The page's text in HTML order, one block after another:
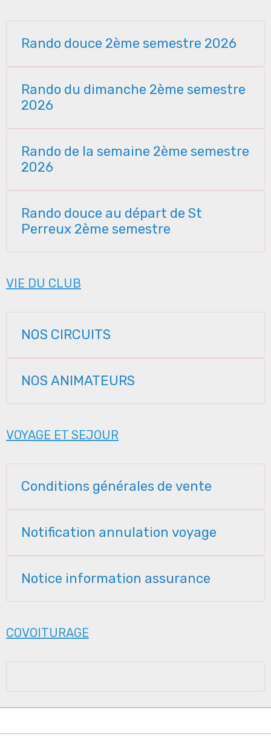
Rando douce 2ème semestre 2026
Rando du dimanche 2ème semestre
2026
Rando de la semaine 2ème semestre
2026
Rando douce au départ de St
Perreux 2ème semestre
VIE DU CLUB
NOS CIRCUITS
NOS ANIMATEURS
VOYAGE ET SEJOUR
Conditions générales de vente
Notification annulation voyage
Notice information assurance
COVOITURAGE